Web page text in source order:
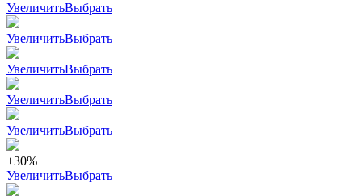
УвеличитьВыбрать
УвеличитьВыбрать
УвеличитьВыбрать
УвеличитьВыбрать
УвеличитьВыбрать
+30%
УвеличитьВыбрать